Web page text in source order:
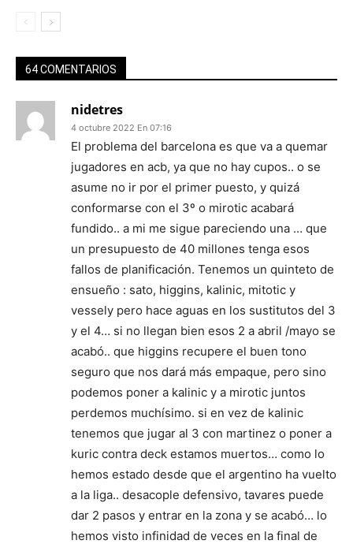
64 COMENTARIOS
nidetres
4 octubre 2022 En 07:16
El problema del barcelona es que va a quemar
jugadores en acb, ya que no hay cupos.. o se
asume no ir por el primer puesto, y quizá
conformarse con el 3º o mirotic acabará
fundido.. a mi me sigue pareciendo una … que
un presupuesto de 40 millones tenga esos
fallos de planificación. Tenemos un quinteto de
ensueño : sato, higgins, kalinic, mitotic y
vessely pero hace aguas en los sustitutos del 3
y el 4… si no llegan bien esos 2 a abril /mayo se
acabó.. que higgins recupere el buen tono
seguro que nos dará más empaque, pero sino
podemos poner a kalinic y a mirotic juntos
perdemos muchísimo. si en vez de kalinic
tenemos que jugar al 3 con martinez o poner a
kuric contra deck estamos muertos… como lo
hemos estado desde que el argentino ha vuelto
a la liga.. desacople defensivo, tavares puede
dar 2 pasos y entrar en la zona y se acabó… lo
hemos visto infinidad de veces en la final de